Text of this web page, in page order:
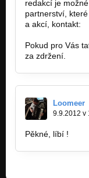
redakcí je
partnerství,
a akcí, kontakt:
Pokud pro Vás
za zdržení.
Loomeer
9.9.2012 v
Pěkné, líbí !